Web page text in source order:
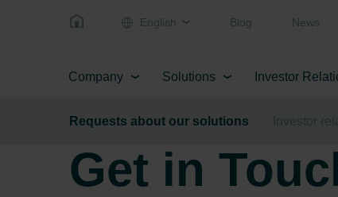
English Blog News
Company Solutions Investor
Requests about our solutions Investor
Get in